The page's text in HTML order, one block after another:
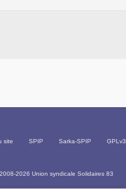
site SPIP Sarka-SPIP GPLv3
2026 Union syndicale Solidaires 83